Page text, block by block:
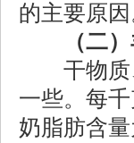
的主要原因
（二
干物质、
一些。每
奶脂肪含